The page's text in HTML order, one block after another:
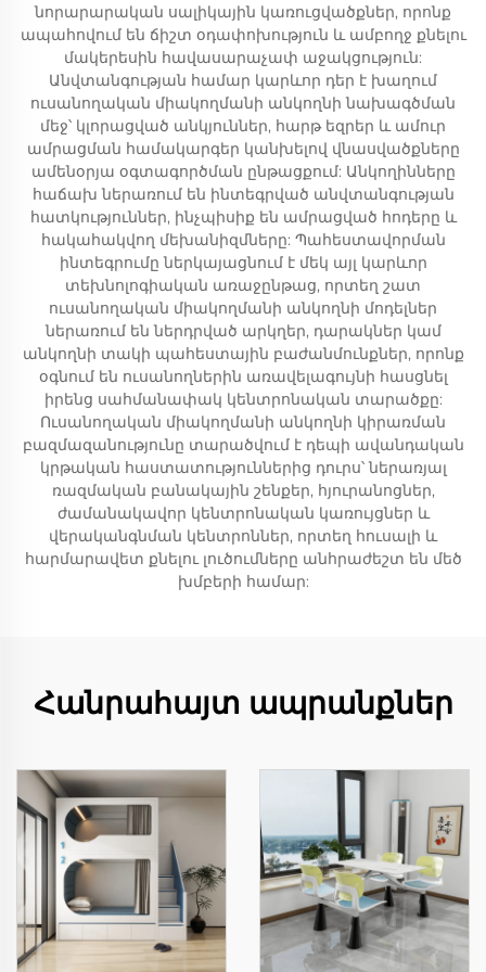
նորարարական սալիկային կառուցվածքներ, որոնք
ապահովում են ճիշտ օդափոխություն և ամբողջ քնելու
մակերեսին հավասարաչափ աջակցություն:
Անվտանգության համար կարևոր դեր է խաղում
ուսանողական միակողմանի անկողնի նախագծման
մեջ՝ կլորացված անկյուններ, հարթ եզրեր և ամուր
ամրացման համակարգեր կանխելով վնասվածքները
ամենօրյա օգտագործման ընթացքում: Անկողինները
հաճախ ներառում են ինտեգրված անվտանգության
հատկություններ, ինչպիսիք են ամրացված հոդերը և
հակահակվող մեխանիզմները: Պահեստավորման
ինտեգրումը ներկայացնում է մեկ այլ կարևոր
տեխնոլոգիական առաջընթաց, որտեղ շատ
ուսանողական միակողմանի անկողնի մոդելներ
ներառում են ներդրված արկղեր, դարակներ կամ
անկողնի տակի պահեստային բաժանմունքներ, որոնք
օգնում են ուսանողներին առավելագույնի հասցնել
իրենց սահմանափակ կենտրոնական տարածքը:
Ուսանողական միակողմանի անկողնի կիրառման
բազմազանությունը տարածվում է դեպի ավանդական
կրթական հաստատություններից դուրս՝ ներառյալ
ռազմական բանակային շենքեր, հյուրանոցներ,
ժամանակավոր կենտրոնական կառույցներ և
վերականգնման կենտրոններ, որտեղ հուսալի և
հարմարավետ քնելու լուծումները անհրաժեշտ են մեծ
խմբերի համար:
Հանրահայտ ապրանքներ